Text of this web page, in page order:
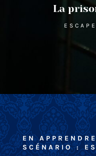
La
EN
SCÉNARIO :